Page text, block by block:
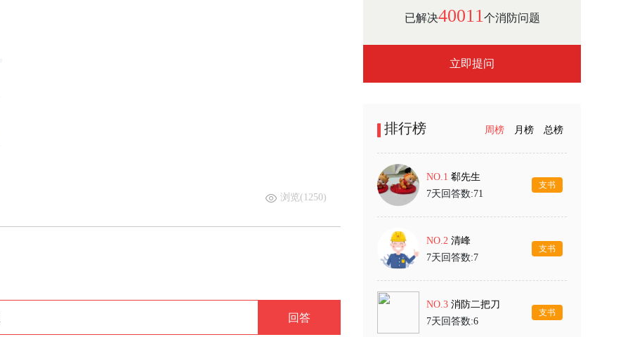
浏览(1250)
回答
已解决40011个消防问题
立即提问
排行榜 周榜 月榜 总榜
NO.1 郗先生
7天回答数:71
支书
NO.2 清峰
7天回答数:7
支书
NO.3 消防二把刀
7天回答数:6
支书